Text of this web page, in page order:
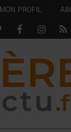
MON PROFIL